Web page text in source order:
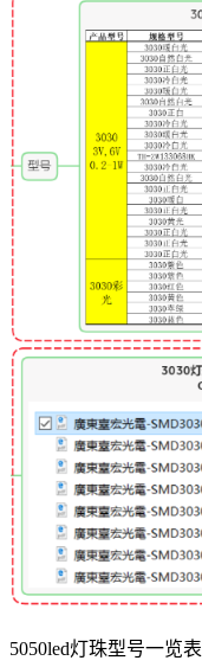
5050led灯珠型号一览表